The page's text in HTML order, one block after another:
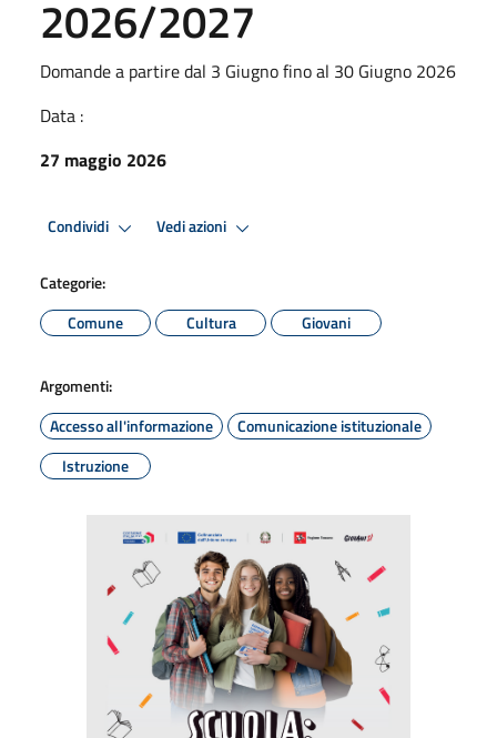
2026/2027
Domande a partire dal 3 Giugno fino al 30 Giugno 2026
Data :
27 maggio 2026
Condividi Vedi azioni
Categorie:
Comune
Cultura Giovani
Argomenti:
Accesso all'informazione
Comunicazione istituzionale
Istruzione